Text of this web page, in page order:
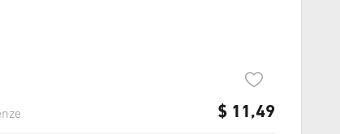
$ 11,49